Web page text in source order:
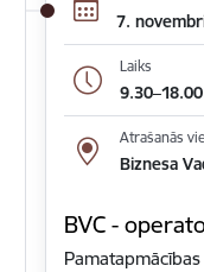
7.
Laiks
9.30–18.00
Atrašanās
Biznesa
BVC -